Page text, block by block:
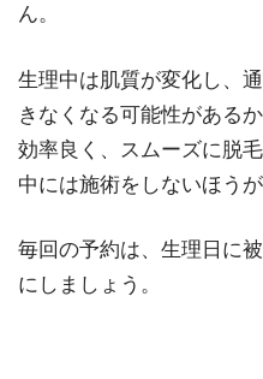
ん。
生理中は肌質が変化し、
きなくなる可能性があるか
効率良く、スムーズに脱
中には施術をしないほう
毎回の予約は、生理日に
にしましょう。